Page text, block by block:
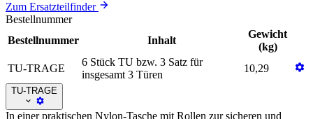
Zum Ersatzteilfinder
Bestellnummer
Bestellnummer
Inhalt
Gewicht
(kg)
TU-TRAGE
6 Stück TU bzw. 3 Satz für
insgesamt 3 Türen
10,29
TU-TRAGE
In einer praktischen Nylon-Tasche mit Rollen zur sicheren und